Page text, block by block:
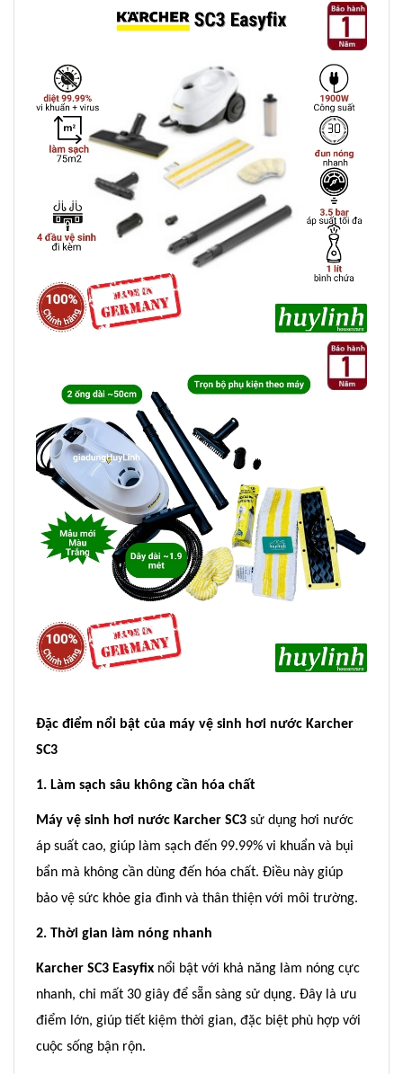
Đặc điểm nổi bật của máy vệ sinh hơi nước Karcher
SC3
1. Làm sạch sâu không cần hóa chất
Máy vệ sinh hơi nước Karcher SC3 sử dụng hơi nước
áp suất cao, giúp làm sạch đến 99.99% vi khuẩn và bụi
bẩn mà không cần dùng đến hóa chất. Điều này giúp
bảo vệ sức khỏe gia đình và thân thiện với môi trường.
2. Thời gian làm nóng nhanh
Karcher SC3 Easyfix nổi bật với khả năng làm nóng cực
nhanh, chỉ mất 30 giây để sẵn sàng sử dụng. Đây là ưu
điểm lớn, giúp tiết kiệm thời gian, đặc biệt phù hợp với
cuộc sống bận rộn.